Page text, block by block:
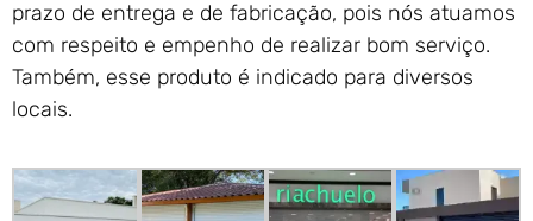
prazo de entrega e de fabricação, pois nós atuamos
com respeito e empenho de realizar bom serviço.
Também, esse produto é indicado para diversos
locais.